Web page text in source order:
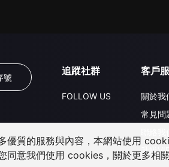
號
追蹤社群
FOLLOW US
客戶
關於我
常見問
升級
優質的服務與內容，本網站使用
同意我們使用 cookies，關於更多相